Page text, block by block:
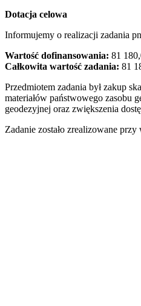
Dotacja celowa
Informujemy o realizacji zadania
Wartość dofinansowania: 81
Całkowita wartość zadania: 81
Przedmiotem zadania był zakup
materiałów państwowego zasobu
geodezyjnej oraz zwiększenia
Zadanie zostało zrealizowane